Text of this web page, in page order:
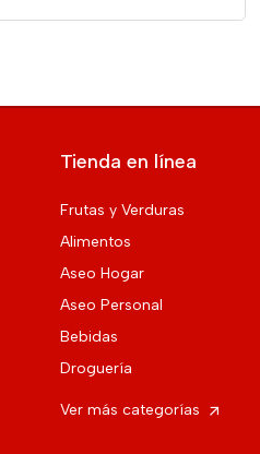
Tienda en línea
Frutas y Verduras
Alimentos
Aseo Hogar
Aseo Personal
Bebidas
Droguería
Ver más categorías